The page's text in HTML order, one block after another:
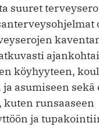
suuret
köyhyyteen,
asumiseen
runsaaseen
ja